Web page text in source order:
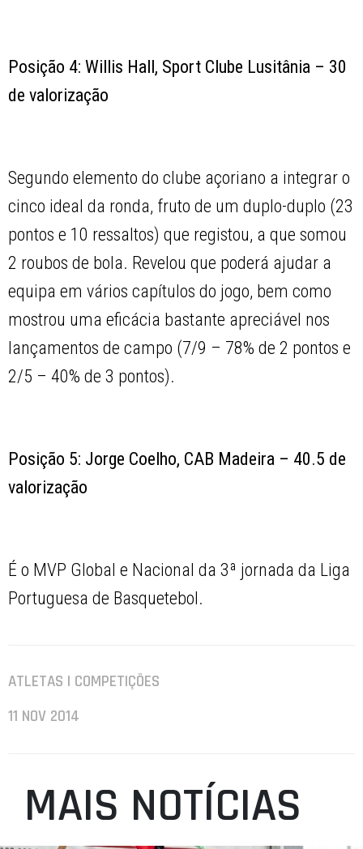
Posição 4: Willis Hall, Sport Clube Lusitânia – 30
de valorização
Segundo elemento do clube açoriano a integrar o
cinco ideal da ronda, fruto de um duplo-duplo (23
pontos e 10 ressaltos) que registou, a que somou
2 roubos de bola. Revelou que poderá ajudar a
equipa em vários capítulos do jogo, bem como
mostrou uma eficácia bastante apreciável nos
lançamentos de campo (7/9 – 78% de 2 pontos e
2/5 – 40% de 3 pontos).
Posição 5: Jorge Coelho, CAB Madeira – 40.5 de
valorização
É o MVP Global e Nacional da 3ª jornada da Liga
Portuguesa de Basquetebol.
ATLETAS | COMPETIÇÕES
11 NOV 2014
MAIS NOTÍCIAS